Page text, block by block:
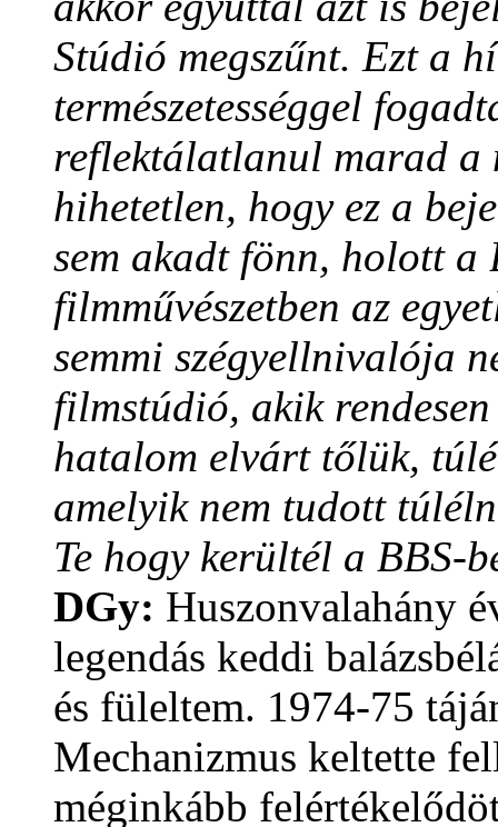
Stúdió megszűnt. Ezt a
természetességgel
reflektálatlanul marad a
hihetetlen, hogy ez a
sem akadt fönn, holott a
filmművészetben az
semmi szégyellnivalója
filmstúdió, akik
hatalom elvárt tőlük,
amelyik nem tudott
Te hogy kerültél a BBS-
DGy: Huszonvalahány
legendás keddi
és füleltem. 1974-75
Mechanizmus keltette
méginkább